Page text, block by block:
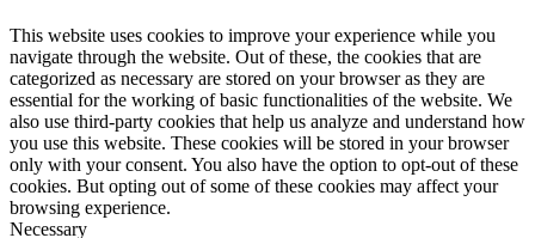
This website uses cookies to improve your experience while you
navigate through the website. Out of these, the cookies that are
categorized as necessary are stored on your browser as they are
essential for the working of basic functionalities of the website. We
also use third-party cookies that help us analyze and understand how
you use this website. These cookies will be stored in your browser
only with your consent. You also have the option to opt-out of these
cookies. But opting out of some of these cookies may affect your
browsing experience.
Necessary